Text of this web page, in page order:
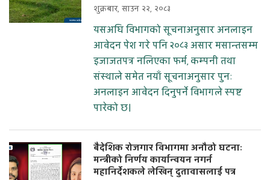
शुक्रबार, साउन २२, २०८३
यसअघि विभागको सूचनाअनुसार अनलाइन
आवेदन पेश गरे पनि २०८३ असार मसान्तसम्म
इजाजतपत्र नलिएका फर्म, कम्पनी तथा
संस्थाले समेत नयाँ सूचनाअनुसार पुनः
अनलाइन आवेदन दिनुपर्ने विभागले स्पष्ट
पारेको छ।
बैदेशिक रोजगार विभागमा अनौठो घटनाः
मन्त्रीको निर्णय कार्यान्वयन नगर्न
महानिर्देशकले लेखिन् दुतावासलाई पत्र